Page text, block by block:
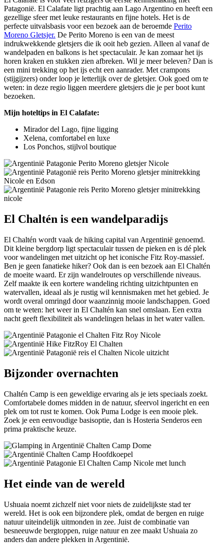
Patagonië. El Calafate ligt prachtig aan Lago Argentino en heeft een
gezellige sfeer met leuke restaurants en fijne hotels. Het is de
perfecte uitvalsbasis voor een bezoek aan de beroemde Perito
Moreno Gletsjer. De Perito Moreno is een van de meest
indrukwekkende gletsjers die ik ooit heb gezien. Alleen al vanaf de
wandelpaden en balkons is het spectaculair. Je kan zomaar het ijs
horen kraken en stukken zien afbreken. Wil je meer beleven? Dan is
een mini trekking op het ijs echt een aanrader. Met crampons
(stijgijzers) onder loop je letterlijk over de gletsjer. Ook goed om te
weten: in deze regio liggen meerdere gletsjers die je per boot kunt
bezoeken.
Mijn hoteltips in El Calafate:
Mirador del Lago, fijne ligging
Xelena, comfortabel en luxe
Los Ponchos, stijlvol boutique
El Chaltén is een wandelparadijs
El Chaltén wordt vaak de hiking capital van Argentinië genoemd.
Dit kleine bergdorp ligt spectaculair tussen de pieken en is dé plek
voor wandelingen met uitzicht op het iconische Fitz Roy-massief.
Ben je geen fanatieke hiker? Ook dan is een bezoek aan El Chaltén
de moeite waard. Er zijn wandelroutes op verschillende niveaus.
Zelf maakte ik een kortere wandeling richting uitzichtpunten en
watervallen, ideaal als je rustig wil kennismaken met het gebied. Je
wordt overal omringd door waanzinnig mooie landschappen. Goed
om te weten: het weer in El Chaltén kan snel omslaan. Een extra
nacht geeft flexibiliteit als wandelingen helaas in het water vallen.
Bijzonder overnachten
Chaltén Camp is een geweldige ervaring als je iets speciaals zoekt.
Comfortabele domes midden in de natuur, sfeervol ingericht en een
plek om tot rust te komen. Ook Puma Lodge is een mooie plek.
Zoek je een eenvoudige basisoptie, dan is Hosteria Senderos een
prima praktische keuze.
Het einde van de wereld
Ushuaia noemt zichzelf niet voor niets de zuidelijkste stad ter
wereld. Het is ook een bijzondere plek, omdat de bergen en ruige
natuur uiteindelijk uitmonden in zee. Juist de combinatie van
besneeuwde bergtoppen, ruige natuur en zee maakt Ushuaia zo
anders dan andere plekken in Argentinië.